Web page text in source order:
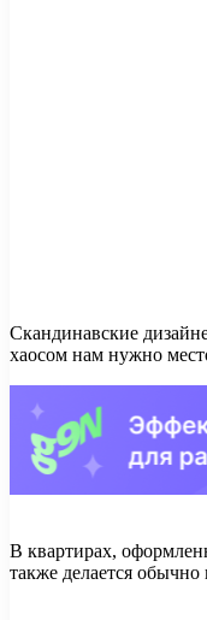
Скандинавские
хаосом нам нужно
В квартирах,
также делается